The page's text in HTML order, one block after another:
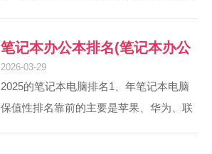
分号、句号、问号、叹号、冒号、破折
号、省略号、引号、括号、书名号等。公
文标题是...
片，性能强劲且能效比优秀，兼顾轻薄设
计与专业性能。优势：性能与价格匹配：
在轻薄本中性能表现突出，适合预算充足
笔记本办公本排名(笔记本办公
本推荐)
2026-03-29
2025的笔记本电脑排名1、年笔记本电脑
保值性排名靠前的主要是苹果、华为、联